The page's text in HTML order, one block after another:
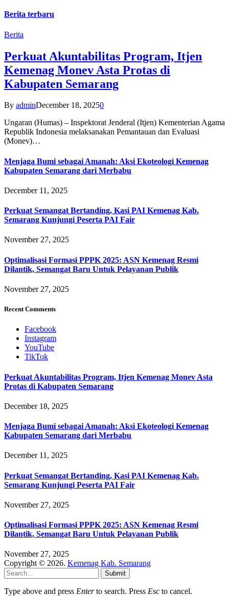
Berita terbaru
Berita
Perkuat Akuntabilitas Program, Itjen
Kemenag Monev Asta Protas di
Kabupaten Semarang
By adminDecember 18, 20250
Ungaran (Humas) – Inspektorat Jenderal (Itjen) Kementerian Agama
Republik Indonesia melaksanakan Pemantauan dan Evaluasi
(Monev)…
Menjaga Bumi sebagai Amanah: Aksi Ekoteologi Kemenag
Kabupaten Semarang dari Merbabu
December 11, 2025
Perkuat Semangat Bertanding, Kasi PAI Kemenag Kab.
Semarang Kunjungi Peserta PAI Fair
November 27, 2025
Optimalisasi Formasi PPPK 2025: ASN Kemenag Resmi
Dilantik, Semangat Baru Untuk Pelayanan Publik
November 27, 2025
Recent Comments
Facebook
Instagram
YouTube
TikTok
Perkuat Akuntabilitas Program, Itjen Kemenag Monev Asta
Protas di Kabupaten Semarang
December 18, 2025
Menjaga Bumi sebagai Amanah: Aksi Ekoteologi Kemenag
Kabupaten Semarang dari Merbabu
December 11, 2025
Perkuat Semangat Bertanding, Kasi PAI Kemenag Kab.
Semarang Kunjungi Peserta PAI Fair
November 27, 2025
Optimalisasi Formasi PPPK 2025: ASN Kemenag Resmi
Dilantik, Semangat Baru Untuk Pelayanan Publik
November 27, 2025
Copyright © 2026. Kemenag Kab. Semarang
Submit
Type above and press Enterto search. Press Esc to cancel.